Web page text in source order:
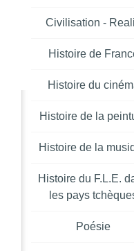
Civilisation -
Histoire de
Histoire du
Histoire de la
Histoire de la
Histoire du F.L.E.
les pays
Poésie